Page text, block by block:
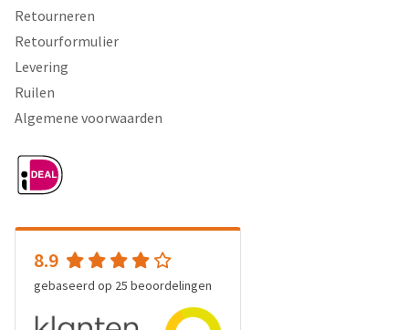
Retourneren
Retourformulier
Levering
Ruilen
Algemene voorwaarden
8.9
gebaseerd op 25 beoordelingen